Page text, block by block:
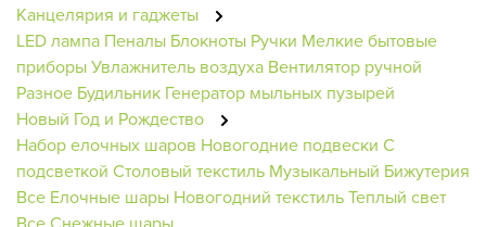
Канцелярия и гаджеты
LED лампа Пеналы Блокноты Ручки Мелкие бытовые
приборыУвлажнитель воздуха Вентилятор ручной
Разное Будильник Генератор мыльных пузырей
Новый Год и Рождество
Набор елочных шаров Новогодние подвески С
подсветкой Столовый текстиль Музыкальный Бижутерия
Все Елочные шары Новогодний текстильТеплый свет